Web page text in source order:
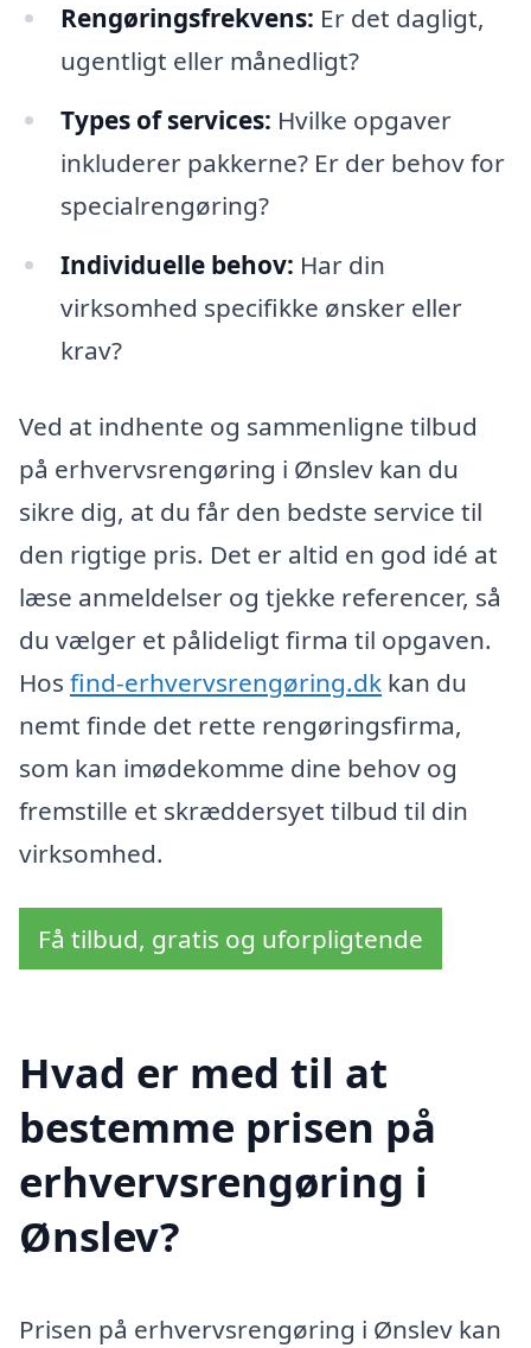
Rengøringsfrekvens: Er det dagligt,
ugentligt eller månedligt?
Types of services: Hvilke opgaver
inkluderer pakkerne? Er der behov for
specialrengøring?
Individuelle behov: Har din
virksomhed specifikke ønsker eller
krav?
Ved at indhente og sammenligne tilbud
på erhvervsrengøring i Ønslev kan du
sikre dig, at du får den bedste service til
den rigtige pris. Det er altid en god idé at
læse anmeldelser og tjekke referencer, så
du vælger et pålideligt firma til opgaven.
Hos find-erhvervsrengøring.dk kan du
nemt finde det rette rengøringsfirma,
som kan imødekomme dine behov og
fremstille et skræddersyet tilbud til din
virksomhed.
Få tilbud, gratis og uforpligtende
Hvad er med til at
bestemme prisen på
erhvervsrengøring i
Ønslev?
Prisen på erhvervsrengøring i Ønslev kan